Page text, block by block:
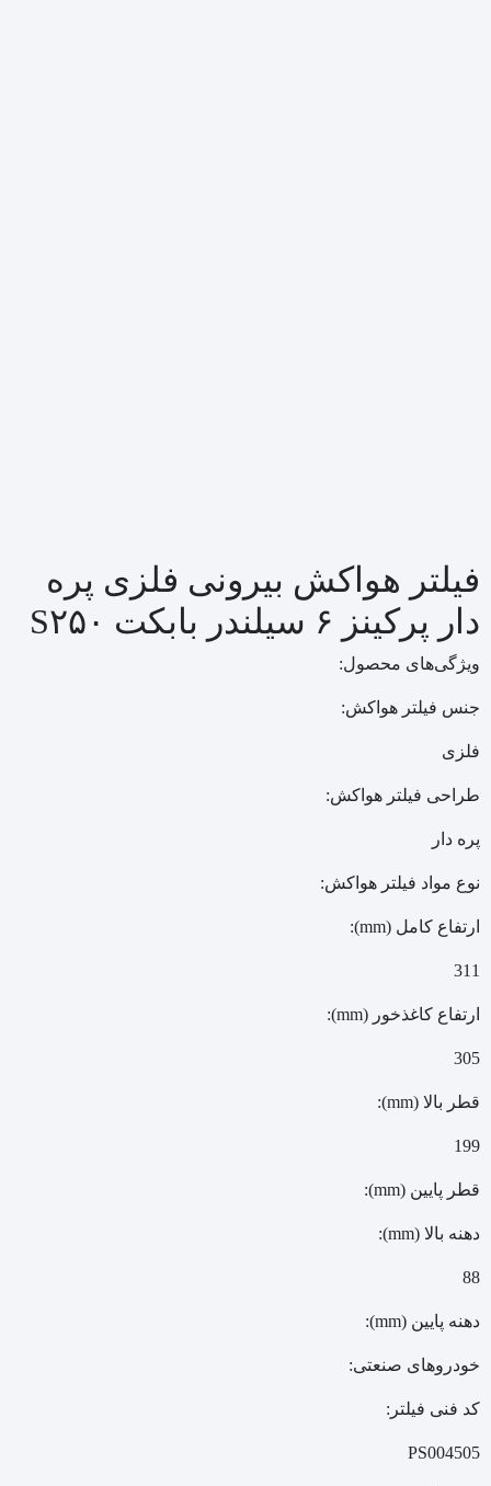
فیلتر هواکش بیرونی فلزی پره
دار پرکینز ۶ سیلندر بابکت S۲۵۰
ویژگی‌های محصول:
جنس فیلتر هواکش:
فلزی
طراحی فیلتر هواکش:
پره دار
نوع مواد فیلتر هواکش:
ارتفاع کامل (mm):
311
ارتفاع کاغذخور (mm):
305
قطر بالا (mm):
199
قطر پایین (mm):
دهنه بالا (mm):
88
دهنه پایین (mm):
خودروهای صنعتی:
کد فنی فیلتر:
PS004505